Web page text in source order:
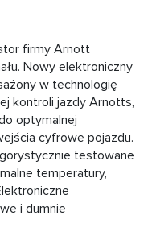
firmy Arnott
Nowy elektroniczny
w technologię
kontroli jazdy Arnotts,
optymalnej
cyfrowe pojazdu.
testowane
temperatury,
i dumnie